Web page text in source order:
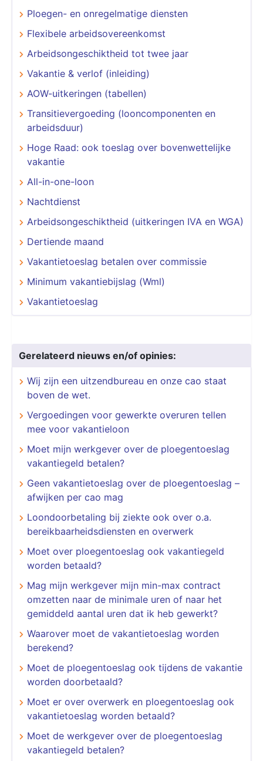
Ploegen- en onregelmatige diensten
Flexibele arbeidsovereenkomst
Arbeidsongeschiktheid tot twee jaar
Vakantie & verlof (inleiding)
AOW-uitkeringen (tabellen)
Transitievergoeding (looncomponenten en
arbeidsduur)
Hoge Raad: ook toeslag over bovenwettelijke
vakantie
All-in-one-loon
Nachtdienst
Arbeidsongeschiktheid (uitkeringen IVA en WGA)
Dertiende maand
Vakantietoeslag betalen over commissie
Minimum vakantiebijslag (Wml)
Vakantietoeslag
Gerelateerd nieuws en/of opinies:
Wij zijn een uitzendbureau en onze cao staat
boven de wet.
Vergoedingen voor gewerkte overuren tellen
mee voor vakantieloon
Moet mijn werkgever over de ploegentoeslag
vakantiegeld betalen?
Geen vakantietoeslag over de ploegentoeslag –
afwijken per cao mag
Loondoorbetaling bij ziekte ook over o.a.
bereikbaarheidsdiensten en overwerk
Moet over ploegentoeslag ook vakantiegeld
worden betaald?
Mag mijn werkgever mijn min-max contract
omzetten naar de minimale uren of naar het
gemiddeld aantal uren dat ik heb gewerkt?
Waarover moet de vakantietoeslag worden
berekend?
Moet de ploegentoeslag ook tijdens de vakantie
worden doorbetaald?
Moet er over overwerk en ploegentoeslag ook
vakantietoeslag worden betaald?
Moet de werkgever over de ploegentoeslag
vakantiegeld betalen?